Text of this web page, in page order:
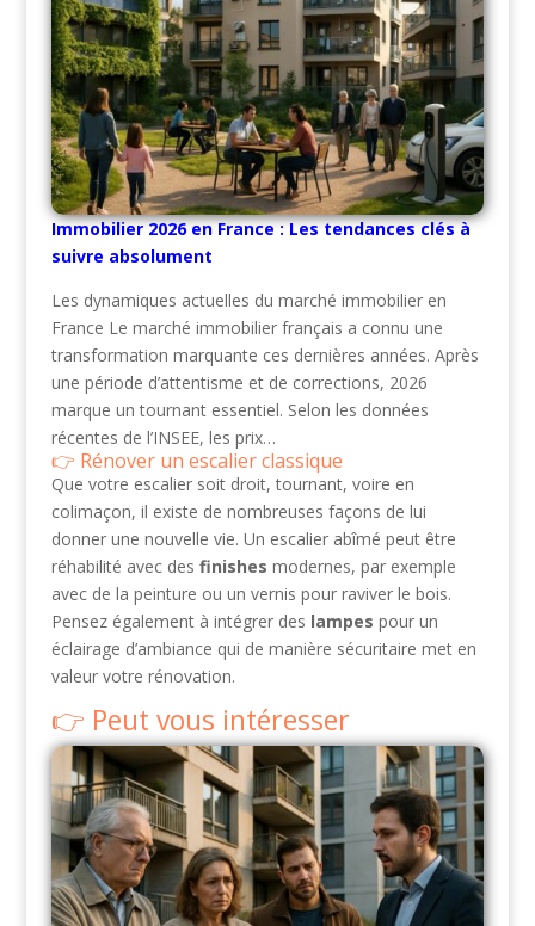
Immobilier 2026 en France : Les tendances clés à
suivre absolument
Les dynamiques actuelles du marché immobilier en
France Le marché immobilier français a connu une
transformation marquante ces dernières années. Après
une période d’attentisme et de corrections, 2026
marque un tournant essentiel. Selon les données
récentes de l’INSEE, les prix…
Rénover un escalier classique
Que votre escalier soit droit, tournant, voire en
colimaçon, il existe de nombreuses façons de lui
donner une nouvelle vie. Un escalier abîmé peut être
réhabilité avec des finishes modernes, par exemple
avec de la peinture ou un vernis pour raviver le bois.
Pensez également à intégrer des lampes pour un
éclairage d’ambiance qui de manière sécuritaire met en
valeur votre rénovation.
Peut vous intéresser